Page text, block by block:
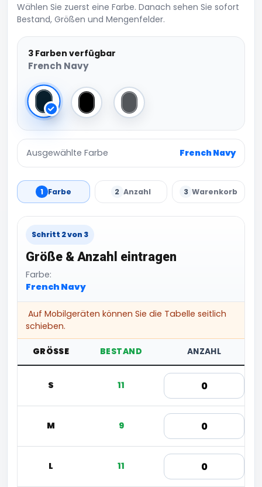
Wählen Sie zuerst eine Farbe. Danach sehen Sie sofort
Bestand, Größen und Mengenfelder.
3 Farben verfügbar
French Navy
French NavyBlack Charcoal
Ausgewählte Farbe French Navy
1 Farbe 2 Anzahl 3 Warenkorb
Schritt 2 von 3
Größe & Anzahl eintragen
Farbe:
French Navy
Auf Mobilgeräten können Sie die Tabelle seitlich
schieben.
GRÖSSE BESTAND ANZAHL
S 11
M 9
L 11